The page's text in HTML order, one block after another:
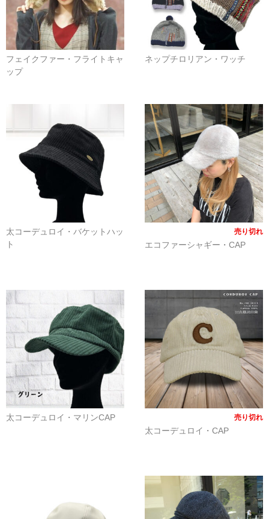
婦人帽子
春夏物
秋冬物
帽子学校
blog
お問合せ
フェイクファー・フライトキャ
ップ
ネップチロリアン・ワッチ
太コーデュロイ・バケットハッ
ト
売り切れ
エコファーシャギー・CAP
太コーデュロイ・マリンCAP 売り切れ
太コーデュロイ・CAP